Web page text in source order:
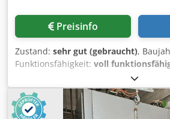
Holzhackschnitzeln unterschiedlicher
Qualität Gleichmäßige
stabilen 24/7-Dauerbetrieb Geringer
Die Anlage ist demontiert und
übergeben. Das Austragungssystem
Sondertransport, da: die
Segmente zerlegt werden können,
deutlich unter den 4,24 m liegt, da
Preisinfo
Zustand: sehr gut (gebraucht),
Funktionsfähigkeit: voll
, Heizanlage, Heizung,
Endress Typ. USF-W 350 Leistung 350
Beschickung Dcedpfx Agoznca Hj Ijk
mit Steuerung